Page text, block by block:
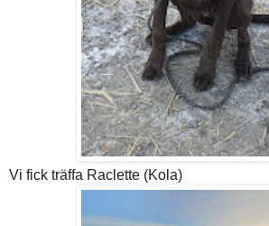
Vi fick träffa Raclette (Kola)